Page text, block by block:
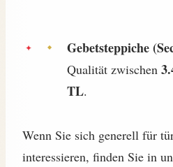
Gebetsteppiche
Qualität zwischen
TL.
Wenn Sie sich generell für
interessieren, finden Sie in